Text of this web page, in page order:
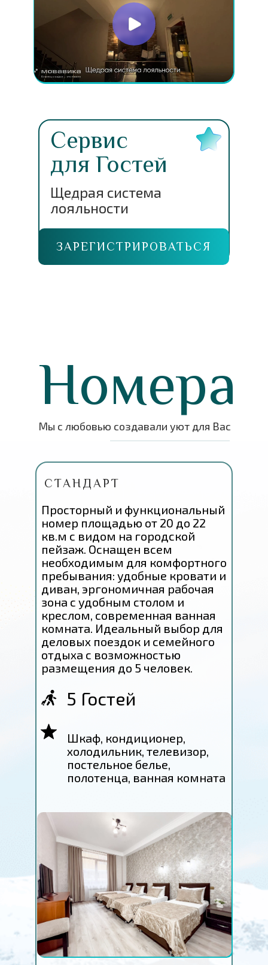
ЗАРЕГИСТРИРОВАТЬСЯ
Сервис
для Гостей
Щедрая система
лояльности
Номера
Мы с любовью создавали уют для Вас
СТАНДАРТ
5 Гостей
Шкаф, кондиционер,
холодильник, телевизор,
постельное белье,
полотенца, ванная комната
Просторный и функциональный
номер площадью от 20 до 22
кв.м с видом на городской
пейзаж. Оснащен всем
необходимым для комфортного
пребывания: удобные кровати и
диван, эргономичная рабочая
зона с удобным столом и
креслом, современная ванная
комната. Идеальный выбор для
деловых поездок и семейного
отдыха с возможностью
размещения до 5 человек.